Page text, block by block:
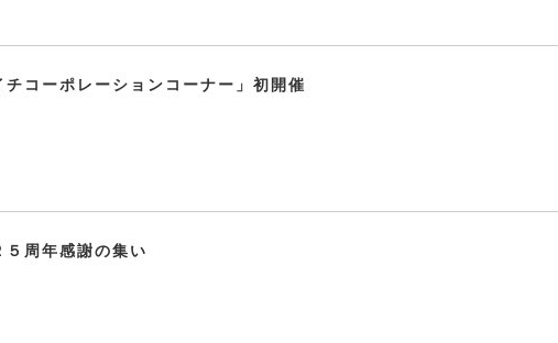
コーポレーションコーナー」初開催
５周年感謝の集い